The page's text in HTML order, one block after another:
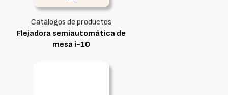
Catálogos de productos
Flejadora semiautomática de
mesa i-10